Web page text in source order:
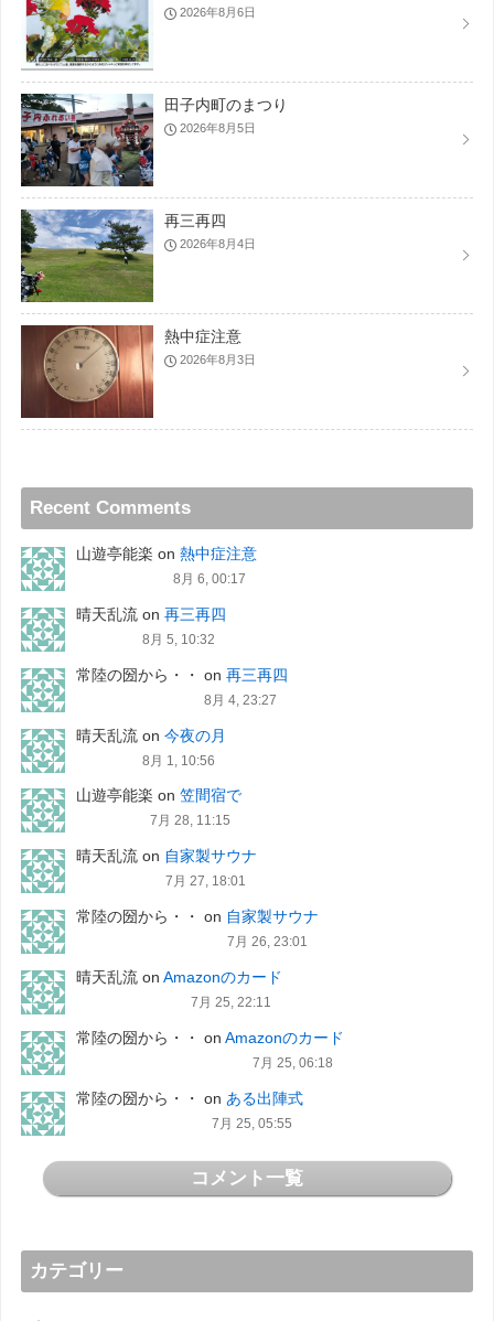
2026年8月6日
田子内町のまつり
2026年8月5日
再三再四
2026年8月4日
熱中症注意
2026年8月3日
Recent Comments
山遊亭能楽 on 熱中症注意
8月 6, 00:17
晴天乱流on 再三再四
8月 5, 10:32
常陸の圀から・・ on 再三再四
8月 4, 23:27
晴天乱流on 今夜の月
8月 1, 10:56
山遊亭能楽 on 笠間宿で
7月 28, 11:15
晴天乱流on 自家製サウナ
7月 27, 18:01
常陸の圀から・・ on 自家製サウナ
7月 26, 23:01
晴天乱流on Amazonのカード
7月 25, 22:11
常陸の圀から・・ on Amazonのカード
7月 25, 06:18
常陸の圀から・・ on ある出陣式
7月 25, 05:55
コメント一覧
カテゴリー